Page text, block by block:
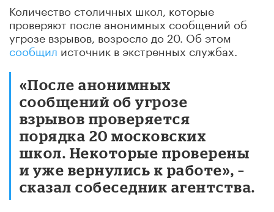
Количество столичных школ, которые
проверяют после анонимных сообщений об
угрозе взрывов, возросло до 20. Об этом
сообщилисточник в экстренных службах.
«После анонимных
сообщений об угрозе
взрывов проверяется
порядка 20 московских
школ. Некоторые проверены
и уже вернулись к работе», –
сказал собеседник агентства.